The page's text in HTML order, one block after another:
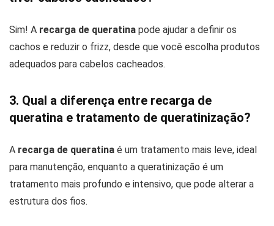
Sim! A recarga de queratina pode ajudar a definir os
cachos e reduzir o frizz, desde que você escolha produtos
adequados para cabelos cacheados.
3. Qual a diferença entre recarga de
queratina e tratamento de queratinização?
A recarga de queratina é um tratamento mais leve, ideal
para manutenção, enquanto a queratinização é um
tratamento mais profundo e intensivo, que pode alterar a
estrutura dos fios.